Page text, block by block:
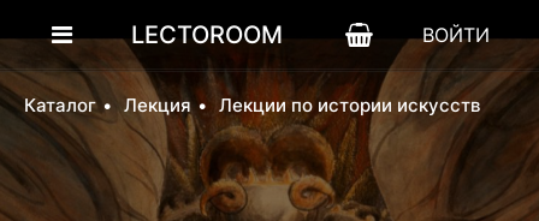
LECTOROOM ВОЙТИ
Каталог Лекция Лекции по истории искусств